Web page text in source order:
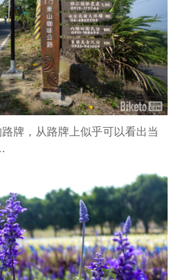
牌，从路牌上似乎可以看出当